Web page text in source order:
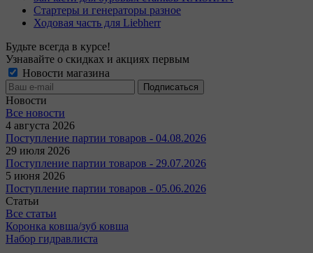
Стартеры и генераторы разное
Ходовая часть для Liebherr
Будьте всегда в курсе!
Узнавайте о скидках и акциях первым
Новости магазина
Новости
Все новости
4 августа 2026
Поступление партии товаров - 04.08.2026
29 июля 2026
Поступление партии товаров - 29.07.2026
5 июня 2026
Поступление партии товаров - 05.06.2026
Статьи
Все статьи
Коронка ковша/зуб ковша
Набор гидравлиста